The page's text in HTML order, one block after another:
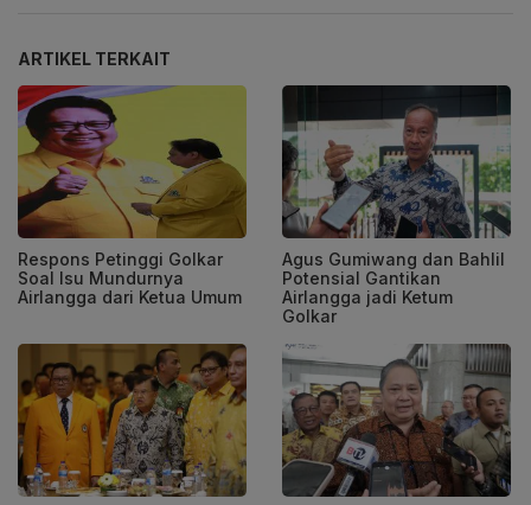
ARTIKEL TERKAIT
Respons Petinggi Golkar
Soal Isu Mundurnya
Airlangga dari Ketua Umum
Agus Gumiwang dan Bahlil
Potensial Gantikan
Airlangga jadi Ketum
Golkar